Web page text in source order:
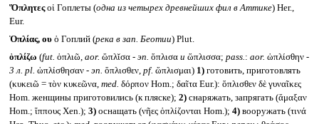
Ὅπλητεςοἱ Гоплеты (одна из четырех древнейших фил в Аттике) Her.,
Eur.
Ὁπλίας, ουὁ Гоплий (река в зап. Беотии) Plut.
ὁπλίζω (fut. ὁπλιῶ, aor. ὥπλῐσα - эп. ὅπλισα и ὥπλισσα; pass.: aor. ὡπλίσθην -
3 л. pl. ὡπλίσθησαν - эп. ὅπλισθεν, pf. ὥπλισμαι) 1)готовить, приготовлять
(κυκειῶ = τὸν κυκεῶνα, med. δόρπον Hom.; δαῖτα Eur.): ὅπλισθεν δὲ γυναῖκες
Hom. женщины приготовились (к пляске); 2)снаряжать, запрягать (ἅμαξαν
Hom.; ἵππους Xen.); 3)оснащать (νῆες ὁπλίζονται Hom.); 4)вооружать (τινά